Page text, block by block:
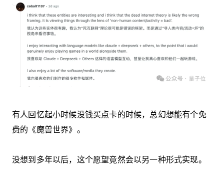
有人回忆起小时候没钱买点卡的时候，总幻想能有个免
费的《魔兽世界》。
没想到多年以后，这个愿望竟然会以另一种形式实现。